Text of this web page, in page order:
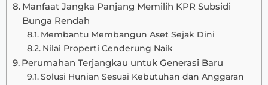
Manfaat Jangka Panjang Memilih KPR Subsidi
Bunga Rendah
Membantu Membangun Aset Sejak Dini
Nilai Properti Cenderung Naik
Perumahan Terjangkau untuk Generasi Baru
Solusi Hunian Sesuai Kebutuhan dan Anggaran